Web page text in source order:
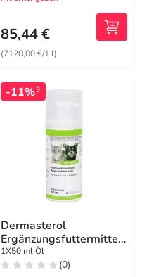
85,44 €
(7120,00 €/1 l)
-11%3
Dermasterol
Ergänzungsfuttermittel
Öl für Hunde und Katzen
1X50 ml Öl
(0)